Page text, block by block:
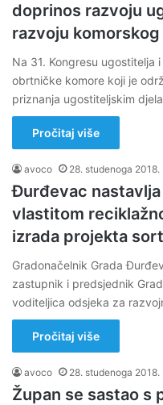
doprinos razvoju
razvoju
Na 31. Kongresu
obrtničke komore koji je
priznanja ugostiteljskim
Pročitaj više
avoco 28. studenoga 2018.
Đurđevac
vlastitom
izrada projekta
Gradonačelnik Grada
zastupnik i predsjednik
voditeljica odsjeka za
Pročitaj više
avoco 28. studenoga 2018.
Župan se sastao s